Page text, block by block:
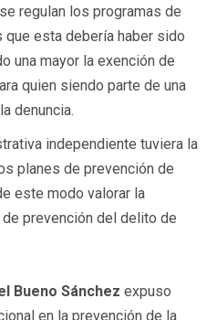
regulan los programas de
que esta debería haber sido
una mayor la exención de
quien siendo parte de una
denuncia.
independiente tuviera la
planes de prevención de
este modo valorar la
prevención del delito de
Bueno Sánchez expuso
en la prevención de la